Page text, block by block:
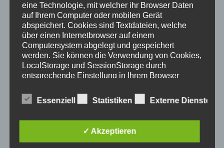
eine Technologie, mit welcher ihr Browser Daten
auf Ihrem Computer oder mobilen Gerät
abspeichert. Cookies sind Textdateien, welche
über einen Internetbrowser auf einem
Computersystem abgelegt und gespeichert
werden. Sie können die Verwendung von Cookies,
LocalStorage und SessionStorage durch
entsprechende Einstellung in Ihrem Browser
verwenden Cookies. Viele Cookies enthalten eine
sogenannte Cookie-ID. Eine Cookie-ID ist eine
einer Zeichenfolge, durch welche Internetseiten
und Server dem konkreten Internetbrowser
Essenziell Statistiken Externe Dienste
✓ Akzeptieren